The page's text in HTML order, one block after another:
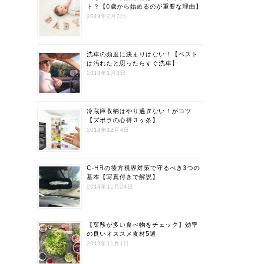
ト？【0歳から始めるのが重要な理由】
2019年2月2日
洗車の頻度に決まりはない！【ベスト
は汚れたと思ったらすぐ洗車】
2019年1月3日
冷蔵庫収納はやり過ぎない！がコツ
【ズボラの心得３ヶ条】
2018年12月4日
C-HRの後方視界対策で守るべき3つの
基本【写真付きで解説】
2018年11月24日
【葉酸が多い食べ物をチェック】効率
の良いオススメ食材5選
2018年11月1日